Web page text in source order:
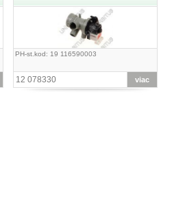
PH-st.kod: 19 116590003
12 078330 viac